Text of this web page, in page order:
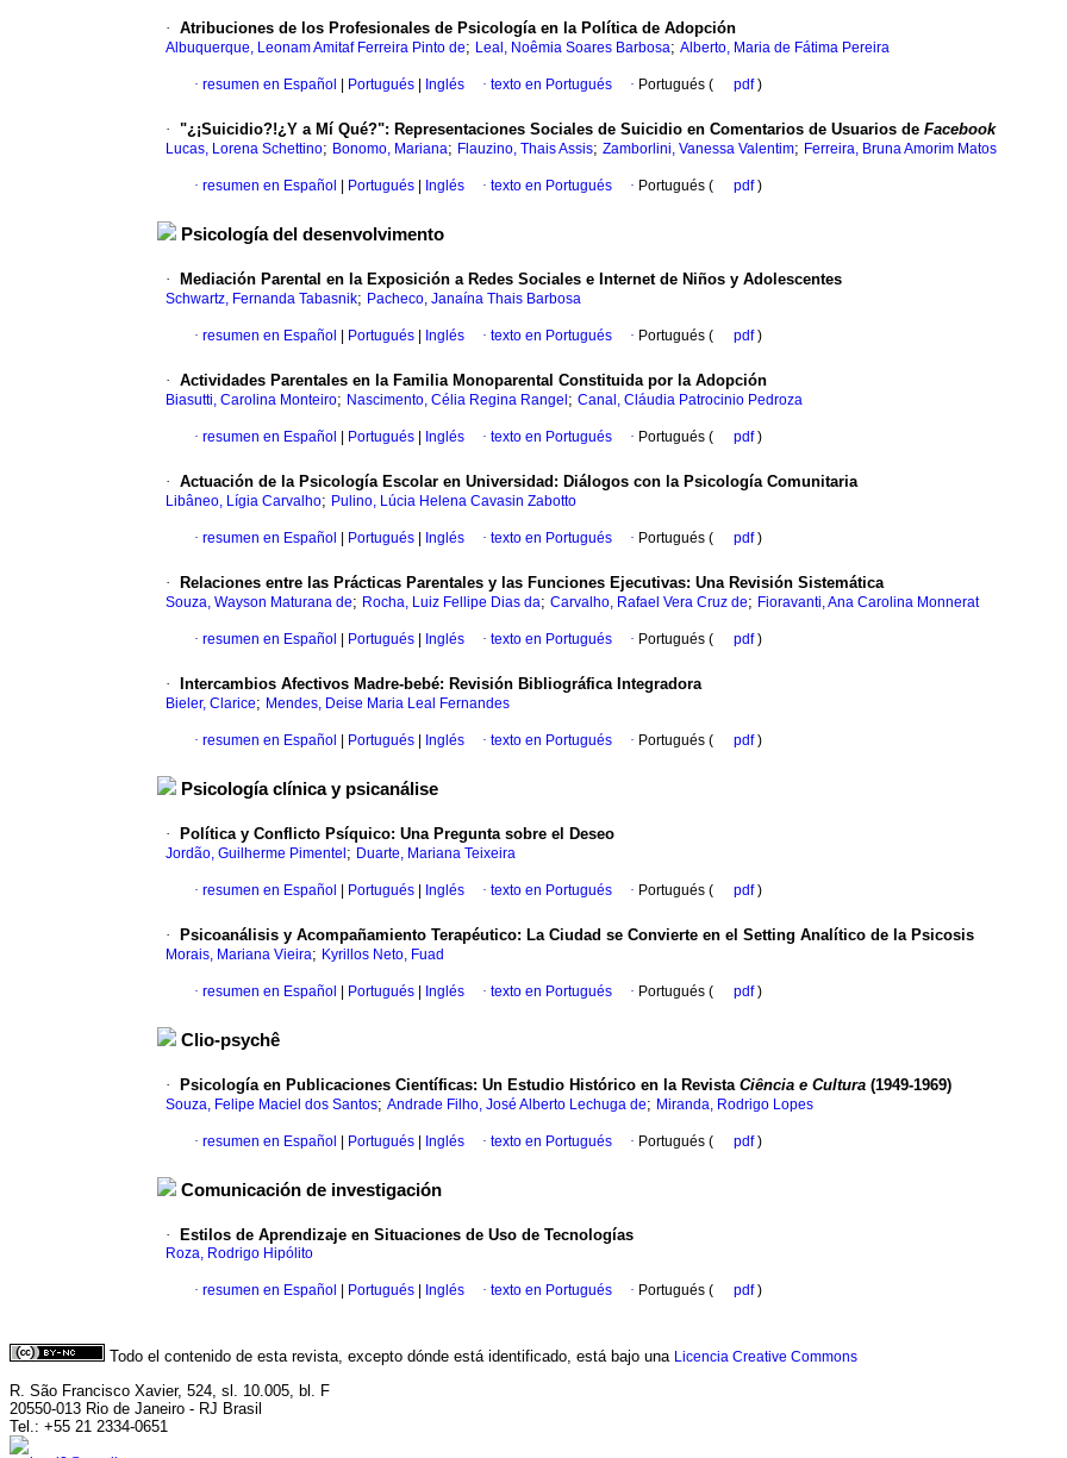
· Atribuciones de los Profesionales de Psicología en la Política de Adopción
Albuquerque, Leonam Amitaf Ferreira Pinto de; Leal, Noêmia Soares Barbosa; Alberto, Maria de Fátima Pereira
· resumen en Español Portugués Inglés · texto en Portugués · Portugués ( pdf)
· "¿¡Suicidio?!¿Y a Mí Qué?": Representaciones Sociales de Suicidio en Comentarios de Usuarios de Facebook
Lucas, Lorena Schettino; Bonomo, Mariana; Flauzino, Thais Assis; Zamborlini, Vanessa Valentim; Ferreira, Bruna Amorim Matos
· resumen en Español Portugués Inglés · texto en Portugués · Portugués ( pdf)
Psicología del desenvolvimento
· Mediación Parental en la Exposición a Redes Sociales e Internet de Niños y Adolescentes
Schwartz, Fernanda Tabasnik; Pacheco, Janaína Thais Barbosa
· resumen en Español Portugués Inglés · texto en Portugués · Portugués ( pdf)
· Actividades Parentales en la Familia Monoparental Constituida por la Adopción
Biasutti, Carolina Monteiro; Nascimento, Célia Regina Rangel ; Canal, Cláudia Patrocinio Pedroza
· resumen en Español Portugués Inglés · texto en Portugués · Portugués ( pdf)
· Actuación de la Psicología Escolar en Universidad: Diálogos con la Psicología Comunitaria
Libâneo, Lígia Carvalho; Pulino, Lúcia Helena Cavasin Zabotto
· resumen en Español Portugués Inglés · texto en Portugués · Portugués ( pdf)
· Relaciones entre las Prácticas Parentales y las Funciones Ejecutivas: Una Revisión Sistemática
Souza, Wayson Maturana de; Rocha, Luiz Fellipe Dias da; Carvalho, Rafael Vera Cruz de; Fioravanti, Ana Carolina Monnerat
· resumen en Español Portugués Inglés · texto en Portugués · Portugués ( pdf)
· Intercambios Afectivos Madre-bebé: Revisión Bibliográfica Integradora
Bieler, Clarice; Mendes, Deise Maria Leal Fernandes
· resumen en Español Portugués Inglés · texto en Portugués · Portugués ( pdf)
Psicología clínica y psicanálise
· Política y Conflicto Psíquico: Una Pregunta sobre el Deseo
Jordão, Guilherme Pimentel ; Duarte, Mariana Teixeira
· resumen en Español Portugués Inglés · texto en Portugués · Portugués ( pdf)
· Psicoanálisis y Acompañamiento Terapéutico: La Ciudad se Convierte en el Setting Analítico de la Psicosis
Morais, Mariana Vieira; Kyrillos Neto, Fuad
· resumen en Español Portugués Inglés · texto en Portugués · Portugués ( pdf)
Clio-psychê
· Psicología en Publicaciones Científicas: Un Estudio Histórico en la Revista Ciência e Cultura (1949-1969)
Souza, Felipe Maciel dos Santos; Andrade Filho, José Alberto Lechuga de; Miranda, Rodrigo Lopes
· resumen en Español Portugués Inglés · texto en Portugués · Portugués ( pdf)
Comunicación de investigación
· Estilos de Aprendizaje en Situaciones de Uso de Tecnologías
Roza, Rodrigo Hipólito
· resumen en Español Portugués Inglés · texto en Portugués · Portugués ( pdf)
Todo el contenido de esta revista, excepto dónde está identificado, está bajo una Licencia Creative Commons
R. São Francisco Xavier, 524, sl. 10.005, bl. F
20550-013 Rio de Janeiro - RJ Brasil
Tel.: +55 21 2334-0651